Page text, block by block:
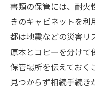
書類の保管には、耐
きのキャビネットを
都は地震などの災害リ
原本とコピーを分けて
保管場所を伝えておく
見つからず相続手続